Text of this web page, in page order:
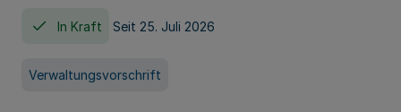
In Kraft Seit 25. Juli 2026
Verwaltungsvorschrift